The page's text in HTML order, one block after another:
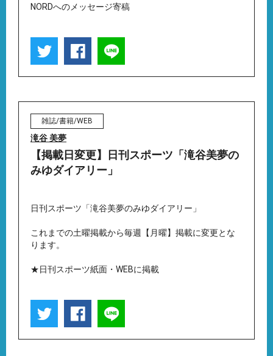
NORDへのメッセージ寄稿
雑誌/書籍/WEB
滝谷 美夢
【掲載日変更】日刊スポーツ「滝谷美夢の
みゆダイアリー」
日刊スポーツ「滝谷美夢のみゆダイアリー」
これまでの土曜掲載から毎週【月曜】掲載に変更とな
ります。
★日刊スポーツ紙面・WEBに掲載